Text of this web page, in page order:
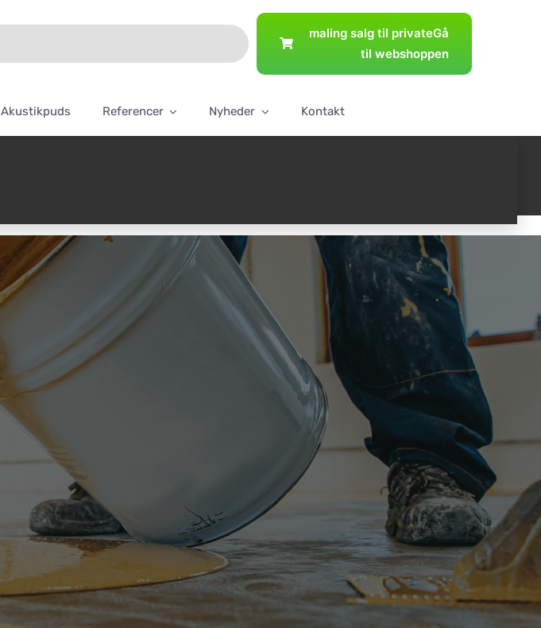
maling salg til privateGå
til webshoppen
Akustikpuds Referencer Nyheder Kontakt